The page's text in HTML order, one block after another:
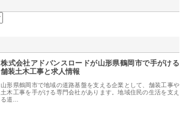
株式会社アドバンスロードが山形県鶴岡市で手がける
舗装土木工事と求人情報
山形県鶴岡市で地域の道路基盤を支える企業として、舗装工事や
土木工事を手がける専門会社があります。地域住民の生活を支え
る道…